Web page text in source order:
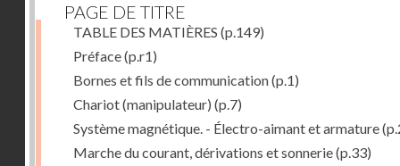
PAGE DE TITRE
TABLE DES MATIÈRES (p.149)
Préface(p.r1)
Bornes et fils de communication(p.1)
Chariot (manipulateur) (p.7)
Système magnétique. - Électro-aimant et armature
Marche du courant, dérivations et sonnerie(p.33)